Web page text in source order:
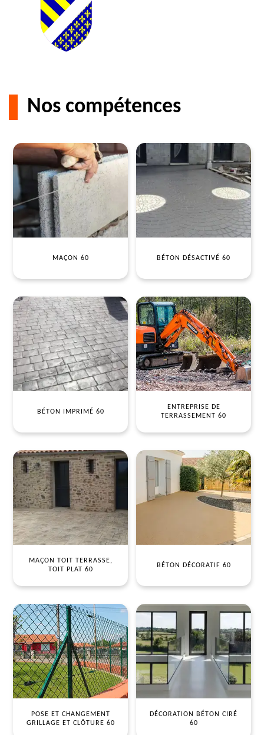
Nos compétences
MAÇON 60 BÉTON DÉSACTIVÉ 60
BÉTON IMPRIMÉ 60
ENTREPRISE DE
TERRASSEMENT 60
MAÇON TOIT TERRASSE,
TOIT PLAT 60
BÉTON DÉCORATIF 60
POSE ET CHANGEMENT
GRILLAGE ET CLÔTURE 60
DÉCORATION BÉTON CIRÉ
60